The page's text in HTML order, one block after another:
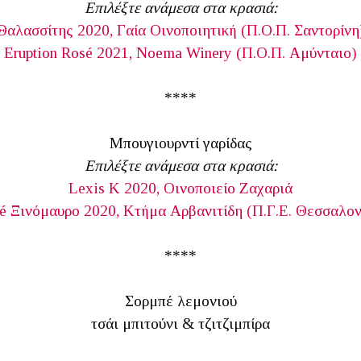
Επιλέξτε ανάμεσα στα κρασιά:
2020, Γαία Οινοποιητική (Π.Ο.Π.
Eruption Rosé 2021, Noema Winery (Π.Ο.Π. Αμύνταιο)
****
Μπουγιουρντί γαρίδας
Επιλέξτε ανάμεσα στα κρασιά:
Lexis K 2020, Οινοποιείο Ζαχαριά
Ξινόμαυρο 2020, Κτήμα Αρβανιτίδη (Π.Γ.Ε.
****
Σορμπέ λεμονιού
τσάι μπιτούνι & τζιτζιμπίρα